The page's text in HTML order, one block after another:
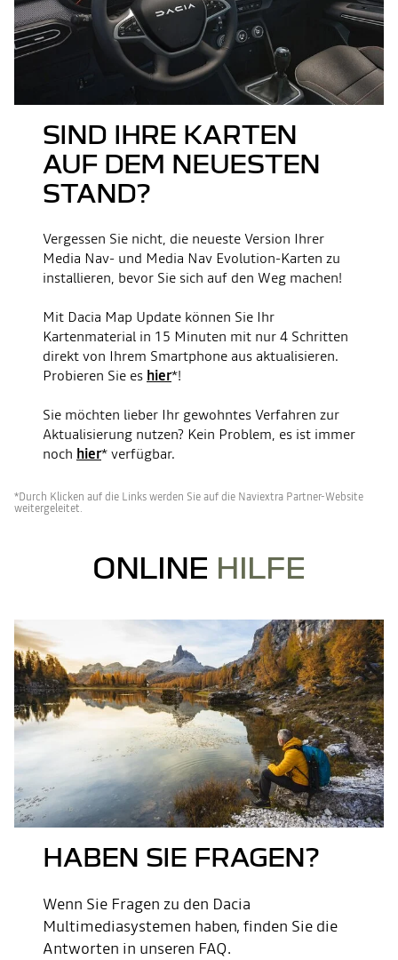
SIND IHRE KARTEN
AUF DEM NEUESTEN
STAND?
Vergessen Sie nicht, die neueste Version Ihrer
Media Nav- und Media Nav Evolution-Karten zu
installieren, bevor Sie sich auf den Weg machen!
Mit Dacia Map Update können Sie Ihr
Kartenmaterial in 15 Minuten mit nur 4 Schritten
direkt von Ihrem Smartphone aus aktualisieren.
Probieren Sie es hier*!
Sie möchten lieber Ihr gewohntes Verfahren zur
Aktualisierung nutzen? Kein Problem, es ist immer
noch hier* verfügbar.
*Durch Klicken auf die Links werden Sie auf die Naviextra Partner-Website
weitergeleitet.
ONLINE HILFE
HABEN SIE FRAGEN?
Wenn Sie Fragen zu den Dacia
Multimediasystemen haben, finden Sie die
Antworten in unseren FAQ.